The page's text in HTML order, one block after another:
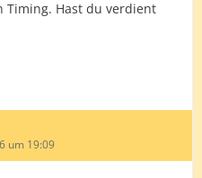
Timing. Hast du verdient
um 19:09